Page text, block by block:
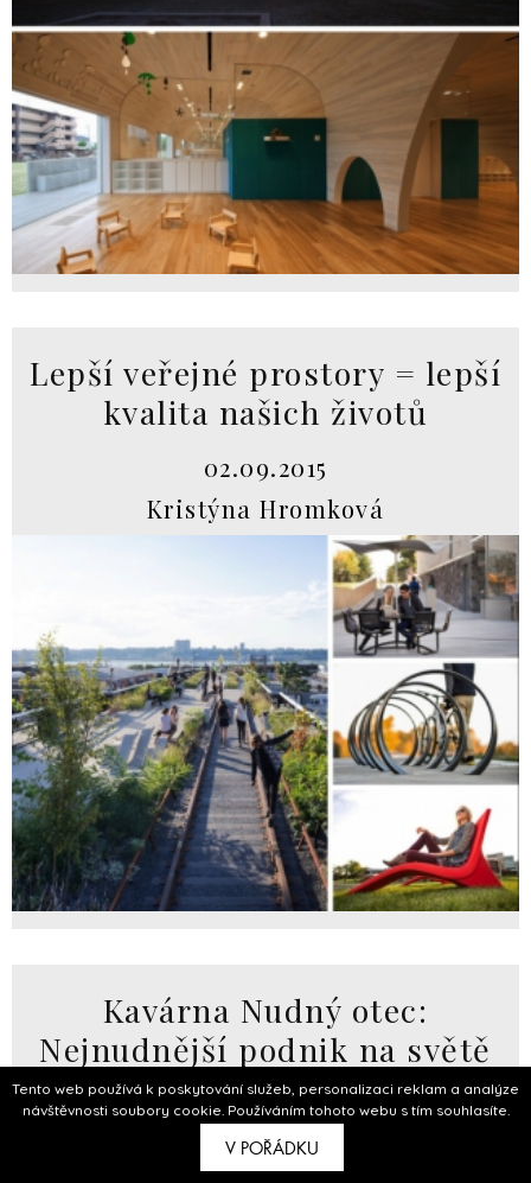
Tento web používá k poskytování služeb, personalizaci reklam a analýze
návštěvnosti soubory cookie. Používáním tohoto webu s tím souhlasíte.
V POŘÁDKU
Lepší veřejné prostory = lepší
kvalita našich životů
02.09.2015
Kristýna Hromková
Kavárna Nudný otec:
Nejnudnější podnik na světě
15.06.2015
Veronika Čáslavská